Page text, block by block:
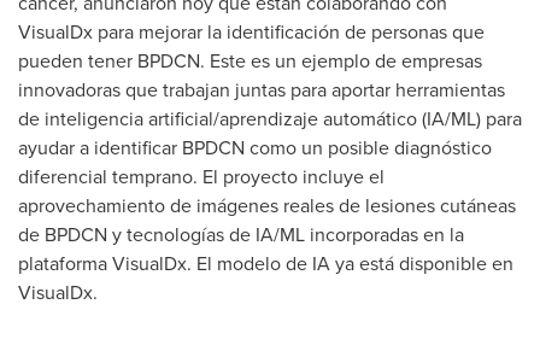
VisualDx para mejorar la identificación de personas que
pueden tener BPDCN. Este es un ejemplo de empresas
innovadoras que trabajan juntas para aportar herramientas
de inteligencia artificial/aprendizaje automático (IA/ML) para
ayudar a identificar BPDCN como un posible diagnóstico
diferencial temprano. El proyecto incluye el
aprovechamiento de imágenes reales de lesiones cutáneas
de BPDCN y tecnologías de IA/ML incorporadas en la
plataforma VisualDx. El modelo de IA ya está disponible en
VisualDx.